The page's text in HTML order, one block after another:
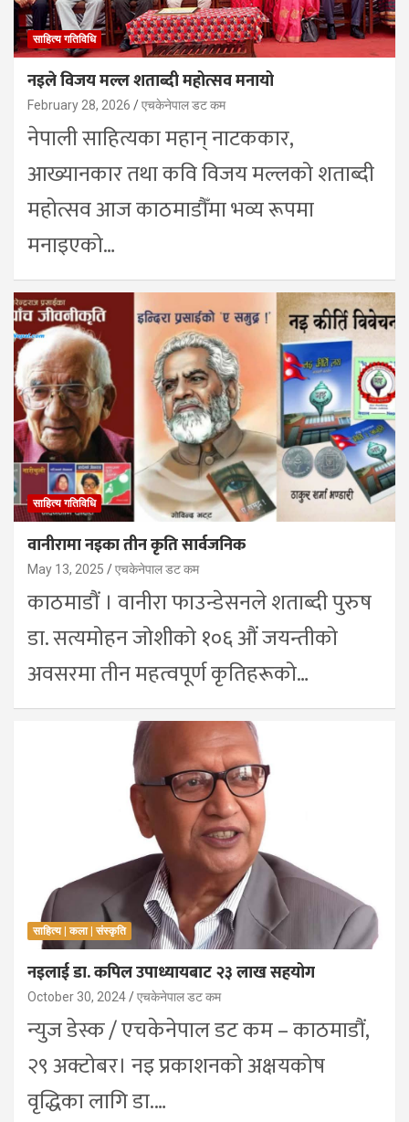
साहित्य गतिविधि
नइले विजय मल्ल शताब्दी महोत्सव मनायो
February 28, 2026 एचकेनेपाल डट कम
नेपाली साहित्यका महान् नाटककार,
आख्यानकार तथा कवि विजय मल्लको शताब्दी
महोत्सव आज काठमाडौँमा भव्य रूपमा
मनाइएको…
साहित्य गतिविधि
वानीरामा नइका तीन कृति सार्वजनिक
May 13, 2025 एचकेनेपाल डट कम
काठमाडौं । वानीरा फाउन्डेसनले शताब्दी पुरुष
डा. सत्यमोहन जोशीको १०६ औं जयन्तीको
अवसरमा तीन महत्वपूर्ण कृतिहरूको…
साहित्य | कला | संस्कृति
नइलाई डा. कपिल उपाध्यायबाट २३ लाख सहयोग
October 30, 2024 एचकेनेपाल डट कम
न्युज डेस्क / एचकेनेपाल डट कम – काठमाडौं,
२९ अक्टोबर। नइ प्रकाशनको अक्षयकोष
वृद्धिका लागि डा.…